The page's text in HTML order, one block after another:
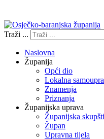
Traži ...
Naslovna
Županija
Opći dio
Lokalna
Znamenja
Priznanja
Županijska uprava
Županijska
Župan
Upravna tijela